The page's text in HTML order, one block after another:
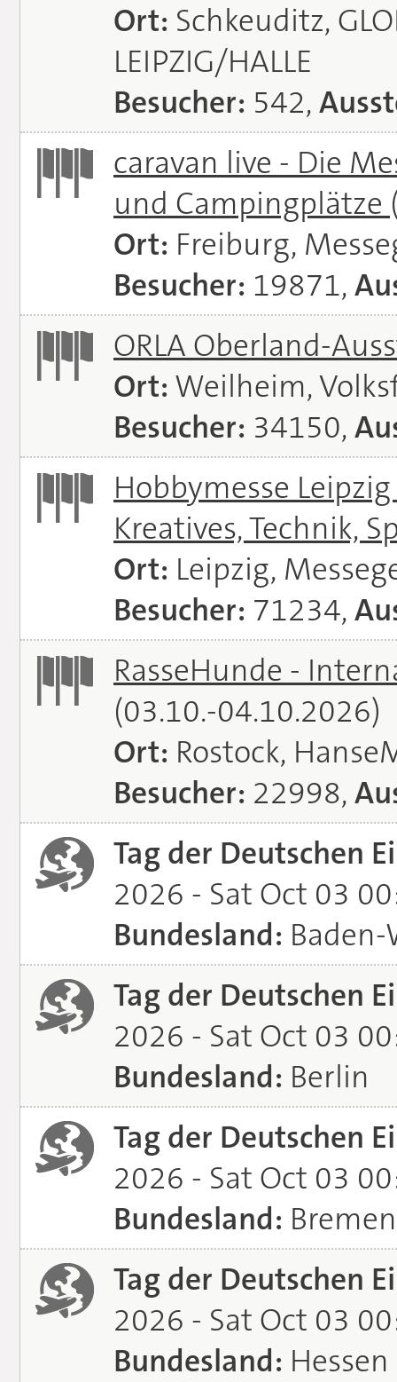
Ort: Schkeuditz,
LEIPZIG/HALLE
Besucher: 542,
caravan live - Die
und Campingplätze
Ort: Freiburg,
Besucher: 19871,
ORLA Oberland-
Ort: Weilheim,
Besucher: 34150,
Hobbymesse
Kreatives, Technik,
Ort: Leipzig,
Besucher: 71234,
RasseHunde -
(03.10.-04.10.2026)
Ort: Rostock,
Besucher: 22998,
Tag der Deutschen
2026 - Sat Oct 03
Bundesland:
Tag der Deutschen
2026 - Sat Oct 03
Bundesland: Berlin
Tag der Deutschen
2026 - Sat Oct 03
Bundesland: Bremen
Tag der Deutschen
2026 - Sat Oct 03
Bundesland: Hessen